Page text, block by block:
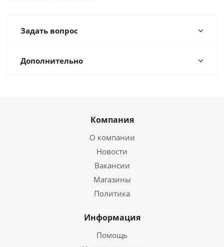
Задать вопрос
Дополнительно
Компания
О компании
Новости
Вакансии
Магазины
Политика
Информация
Помощь